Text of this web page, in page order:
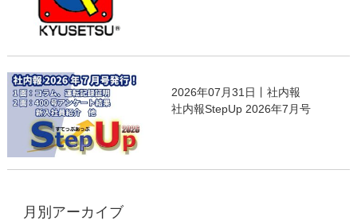
2026年07月31日丨社内報
社内報StepUp 2026年7月号
月別アーカイブ